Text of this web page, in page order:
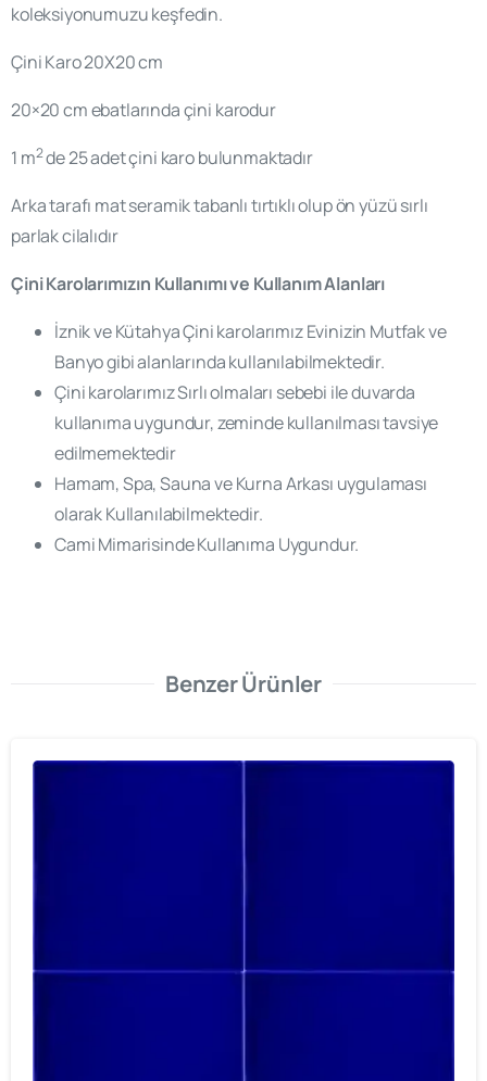
koleksiyonumuzu keşfedin.
Çini Karo 20X20 cm
20×20 cm ebatlarında çini karodur
1 m2de 25 adet çini karo bulunmaktadır
Arka tarafı mat seramik tabanlı tırtıklı olup ön yüzü sırlı
parlak cilalıdır
Çini Karolarımızın Kullanımı ve Kullanım Alanları
İznik ve Kütahya Çini karolarımız Evinizin Mutfak ve
Banyo gibi alanlarında kullanılabilmektedir.
Çini karolarımız Sırlı olmaları sebebi ile duvarda
kullanıma uygundur, zeminde kullanılması tavsiye
edilmemektedir
Hamam, Spa, Sauna ve Kurna Arkası uygulaması
olarak Kullanılabilmektedir.
Cami Mimarisinde Kullanıma Uygundur.
Benzer Ürünler